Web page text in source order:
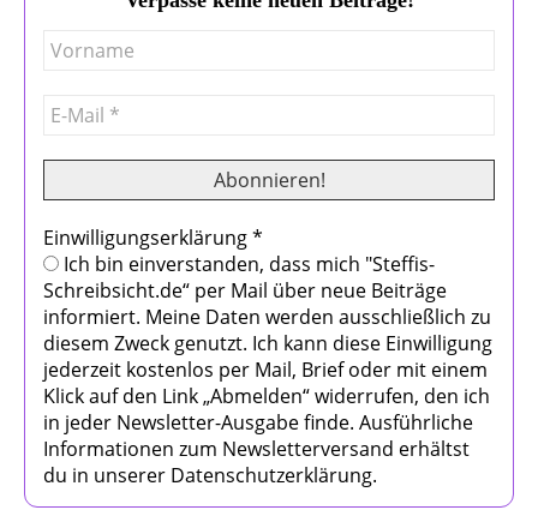
Einwilligungserklärung*
Ich bin einverstanden, dass mich "Steffis-
Schreibsicht.de“ per Mail über neue Beiträge
informiert. Meine Daten werden ausschließlich zu
diesem Zweck genutzt. Ich kann diese Einwilligung
jederzeit kostenlos per Mail, Brief oder mit einem
Klick auf den Link „Abmelden“ widerrufen, den ich
in jeder Newsletter-Ausgabe finde. Ausführliche
Informationen zum Newsletterversand erhältst
du in unserer Datenschutzerklärung.